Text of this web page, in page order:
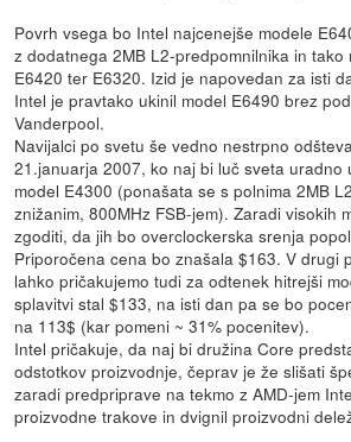
Povrh vsega bo Intel najcenejše modele
z dodatnega 2MB L2-predpomnilnika in tako
E6420 ter E6320. Izid je napovedan za isti
Intel je pravtako ukinil model E6490 brez
Vanderpool.
Navijalci po svetu še vedno nestrpno
21.januarja 2007, ko naj bi luč sveta uradno
model E4300 (ponašata se s polnima 2MB
znižanim, 800MHz FSB-jem). Zaradi visokih
zgoditi, da jih bo overclockerska srenja
Priporočena cena bo znašala $163. V drugi
lahko pričakujemo tudi za odtenek hitrejši
splavitvi stal $133, na isti dan pa se bo
na 113$ (kar pomeni ~ 31% pocenitev).
Intel pričakuje, da naj bi družina Core
odstotkov proizvodnje, čeprav je že slišati
zaradi predpriprave na tekmo z AMD-jem
proizvodne trakove in dvignil proizvodni